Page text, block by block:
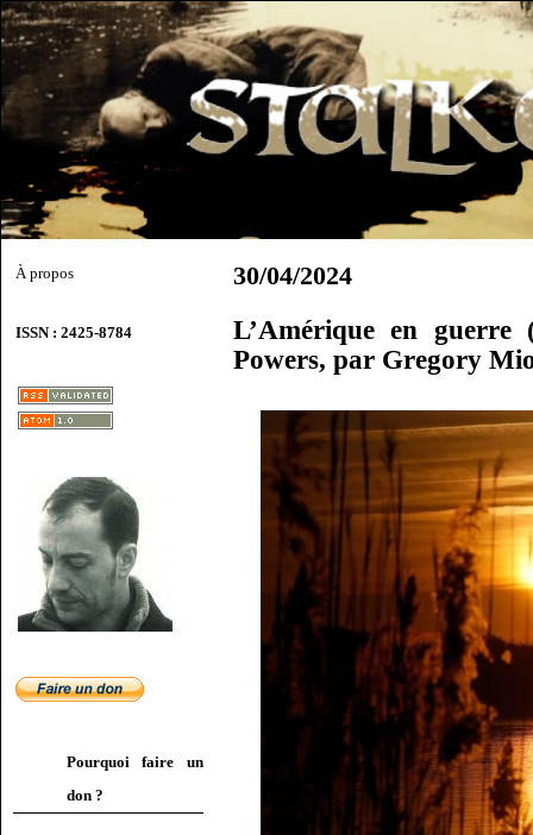
À propos
ISSN : 2425-8784
Pourquoi faire un
don ?
30/04/2024
L’Amérique en
Powers, par Gregory